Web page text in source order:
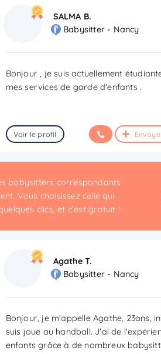
SALMA B.
Babysitter - Nancy
Bonjour , je suis actuellement
mes services de garde d'enfants .
Voir le profil
babysitters correspondants
Vous choisissez celle qui
clics, et c’est gratuit !
Agathe T.
Babysitter - Nancy
Bonjour, je m'appelle Agathe, 23ans,
suis joue au handball. J'ai de
enfants grâce à de nombreux